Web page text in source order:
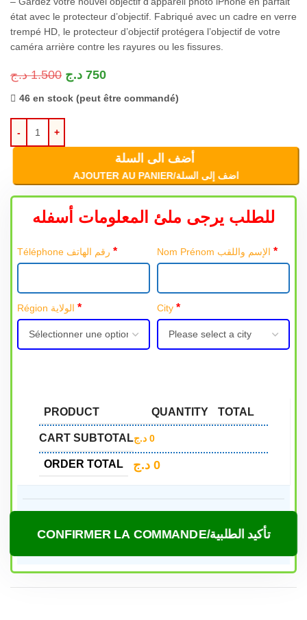
état avec le protecteur d’objectif. Fabriqué avec un cadre en verre
trempé HD, le protecteur d’objectif protégera l’objectif de votre
caméra arrière contre les rayures ou les fissures.
1.500 د.ج 750 د.ج
46 en stock (peut être commandé)
أضف الى السلة
AJOUTER AU PANIER/اضف إلى السلة
للطلب يرجى ملئ المعلومات أسفله
Téléphone رقم الهاتف* *
Région الولاية* City *
PRODUCT QUANTITY TOTAL
CART SUBTOTAL 0 د.ج
ORDER TOTAL 0 د.ج
CONFIRMER LA COMMANDE/تأكيد الطلبية